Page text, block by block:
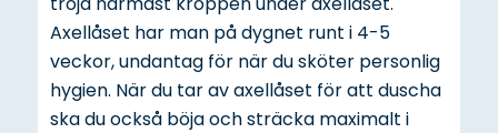
Axellåset har man på dygnet runt i 4-5
veckor, undantag för när du sköter personlig
hygien. När du tar av axellåset för att duscha
ska du också böja och sträcka maximalt i